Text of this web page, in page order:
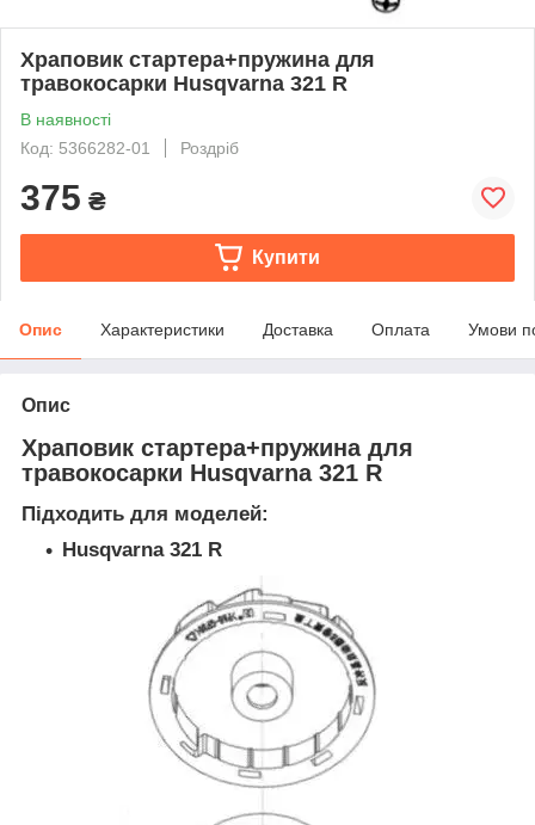
Храповик стартера+пружина для
травокосарки Husqvarna 321 R
В наявності
Код: 5366282-01
Роздріб
375 ₴
Купити
Опис Характеристики Доставка Оплата Умови
Опис
Храповик стартера+пружина для
травокосарки Husqvarna 321 R
Підходить для моделей:
Husqvarna 321 R